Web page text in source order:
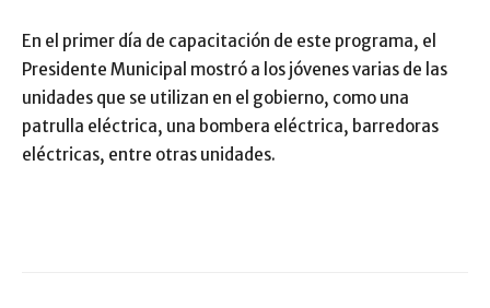
En el primer día de capacitación de este programa, el
Presidente Municipal mostró a los jóvenes varias de las
unidades que se utilizan en el gobierno, como una
patrulla eléctrica, una bombera eléctrica, barredoras
eléctricas, entre otras unidades.